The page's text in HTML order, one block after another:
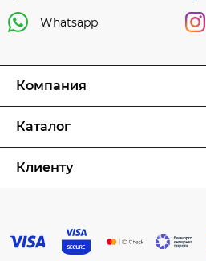
Whatsapp
Компания
Каталог
Клиенту